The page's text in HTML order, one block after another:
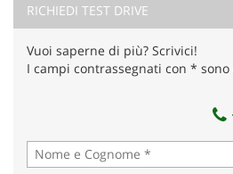
RICHIEDI TEST DRIVE
Vuoi saperne di più? Scrivici!
I campi contrassegnati con *